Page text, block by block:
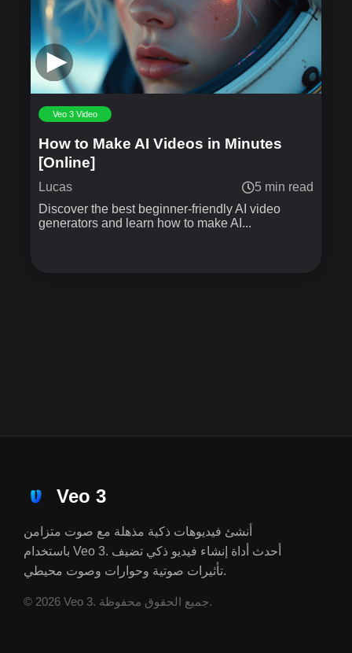
Veo 3 Video
How to Make AI Videos in Minutes
[Online]
Lucas
5 min read
Discover the best beginner-friendly AI video
generators and learn how to make AI...
Veo 3
أنشئ فيديوهات ذكية مذهلة مع صوت متزامن
باستخدام Veo 3. أحدث أداة إنشاء فيديو ذكي تضيف
تأثيرات صوتية وحوارات وصوت محيطي.
© 2026 Veo 3. جميع الحقوق محفوظة.